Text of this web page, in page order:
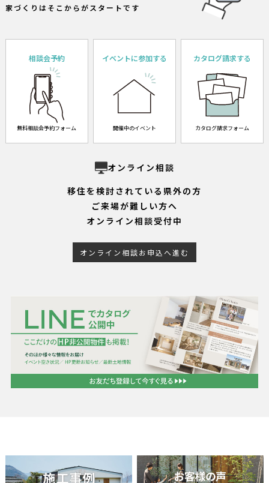
家づくりはそこからがスタートです
相談会予約
無料相談会予約フォーム
イベントに参加する
開催中のイベント
カタログ請求する
カタログ請求フォーム
オンライン相談
移住を検討されている県外の方
ご来場が難しい方へ
オンライン相談受付中
オンライン相談お申込へ進む